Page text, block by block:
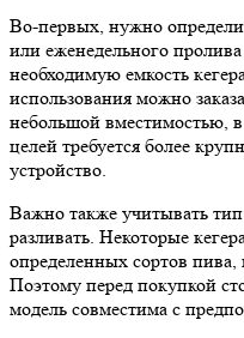
Во-первых, нужно
или еженедельного
необходимую емкость
использования можно
небольшой вместимостью,
целей требуется более
устройство.
Важно также учитывать
разливать. Некоторые
определенных сортов пива,
Поэтому перед покупкой
модель совместима с